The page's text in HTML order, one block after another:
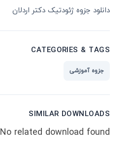
دانلود جزوه ژئودتیک دکتر اردلان
CATEGORIES & TAGS
جزوه آموزشی
SIMILAR DOWNLOADS
No related download found!